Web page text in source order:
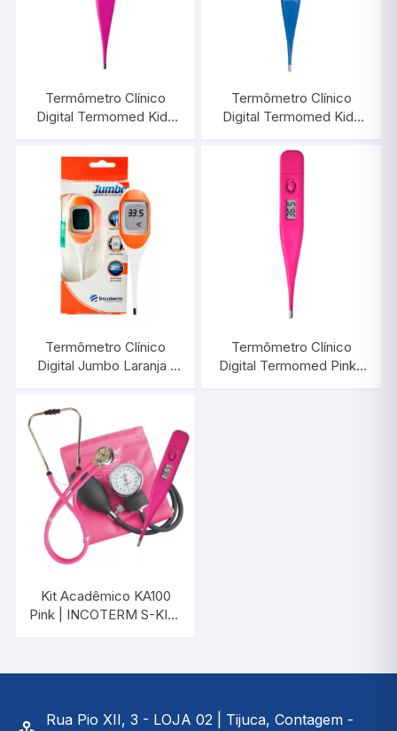
Termômetro Clínico
Digital Termomed Kids
29832.26.2.2
Termômetro Clínico
Digital Termomed Kids
INCOTERM 29832.28.2.2
Termômetro Clínico
Digital Jumbo Laranja |
Termômetro Clínico
Digital Termomed Pink |
Kit Acadêmico KA100
Pink | INCOTERM S-KIT-
Rua Pio XII, 3 - LOJA 02 | Tijuca, Contagem -